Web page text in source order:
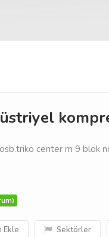
center m 9 blok
Ekle Sektörler